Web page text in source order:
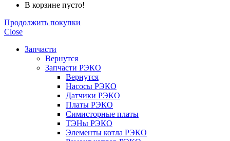
В корзине пусто!
Продолжить покупки
Close
Запчасти
Вернутся
Запчасти РЭКО
Вернутся
Насосы РЭКО
Датчики РЭКО
Платы РЭКО
Симисторные платы
ТЭНы РЭКО
Элементы котла РЭКО